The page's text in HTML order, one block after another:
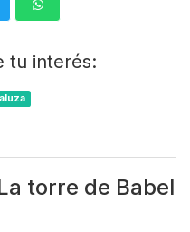
tu interés:
torre de Babel